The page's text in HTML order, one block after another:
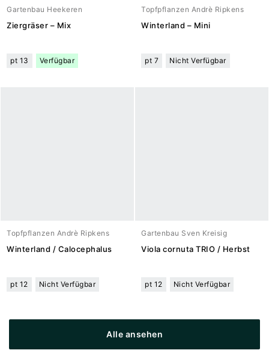
Gartenbau Heekeren
Ziergräser – Mix
pt 13 Verfügbar
Topfpflanzen Andrè Ripkens
Winterland – Mini
pt 7 Nicht Verfügbar
Topfpflanzen Andrè Ripkens
Winterland / Calocephalus
pt 12 Nicht Verfügbar
Gartenbau Sven Kreisig
Viola cornuta TRIO / Herbst
pt 12 Nicht Verfügbar
Alle ansehen